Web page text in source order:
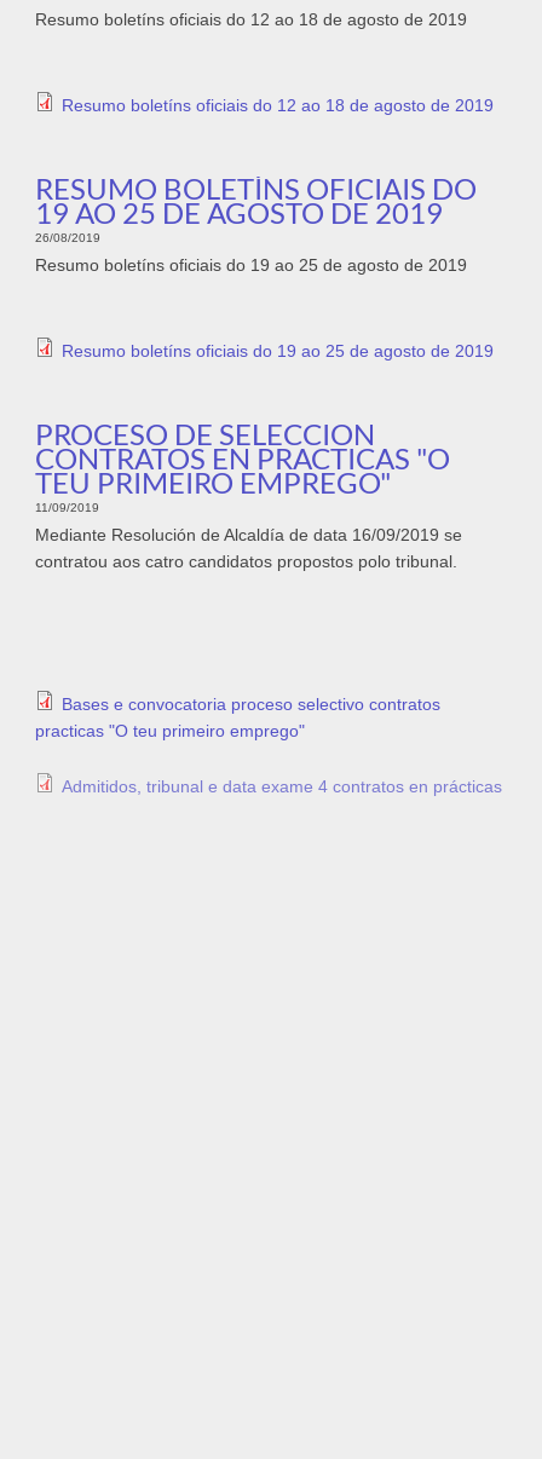
Resumo boletíns oficiais do 12 ao 18 de agosto de 2019
Resumo boletíns oficiais do 12 ao 18 de agosto de 2019
RESUMO BOLETÍNS OFICIAIS DO
19 AO 25 DE AGOSTO DE 2019
26/08/2019
Resumo boletíns oficiais do 19 ao 25 de agosto de 2019
Resumo boletíns oficiais do 19 ao 25 de agosto de 2019
PROCESO DE SELECCION
CONTRATOS EN PRACTICAS "O
TEU PRIMEIRO EMPREGO"
11/09/2019
Mediante Resolución de Alcaldía de data 16/09/2019 se
contratou aos catro candidatos propostos polo tribunal.
Bases e convocatoria proceso selectivo contratos
practicas "O teu primeiro emprego"
Admitidos, tribunal e data exame 4 contratos en prácticas